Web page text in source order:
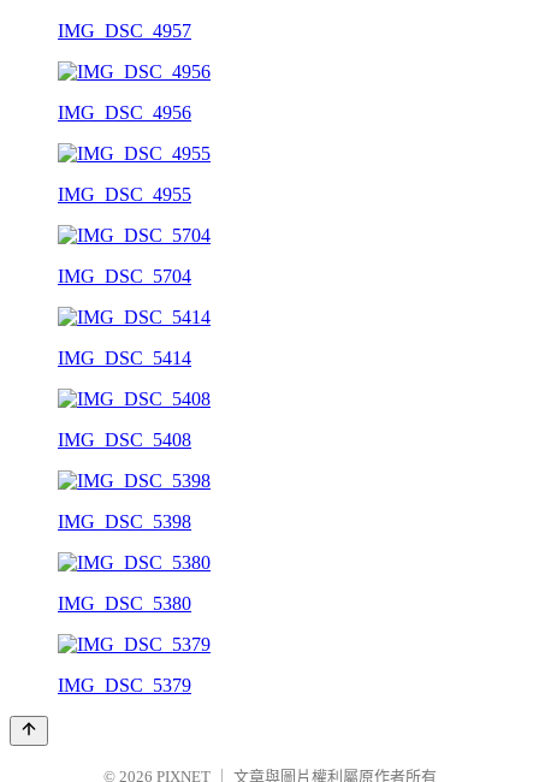
IMG_DSC_4957
IMG_DSC_4956
IMG_DSC_4955
IMG_DSC_5704
IMG_DSC_5414
IMG_DSC_5408
IMG_DSC_5398
IMG_DSC_5380
IMG_DSC_5379
© 2026 PIXNET 文章與圖片權利屬原作者所有